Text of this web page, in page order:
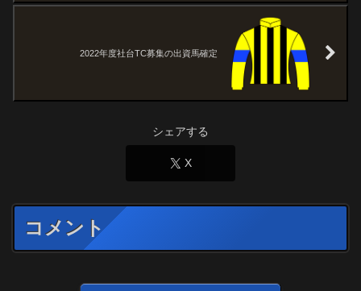
2022年度社台TC募集の出資馬確定
シェアする
X
コメント